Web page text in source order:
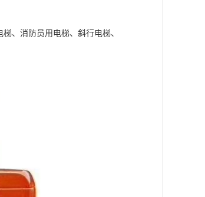
、消防员用电梯、斜行电梯、